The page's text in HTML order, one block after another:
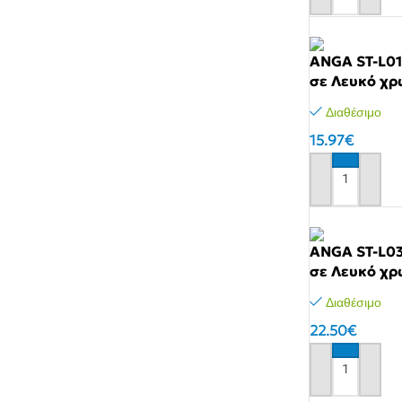
Pizza Maker & Βάφλες
Pop Corn & Μαλλί Της Γριάς &
Τοστιέρες-βαφλιέρες
Αρτοπαρασκευαστές
ANGA ST-
σε Λευκό
Διαθέσιμο
15.97€
Αγόρασε το
ANGA ST-
σε Λευκό
Διαθέσιμο
22.50€
Αγόρασε το